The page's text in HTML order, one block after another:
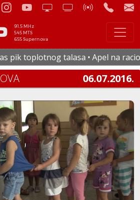
91.5 MHz
545 MTS
655 Supernova
toplotnog talasa • Apel na
06.07.2016.